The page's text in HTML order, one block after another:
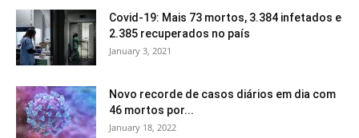
Covid-19: Mais 73 mortos, 3.384 infetados e
2.385 recuperados no país
January 3, 2021
Novo recorde de casos diários em dia com
46 mortos por...
January 18, 2022